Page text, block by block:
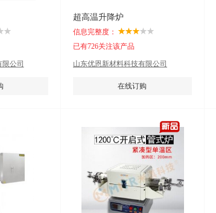
公司
超高温升降炉
信息完整度：
已有726关注该产品
山东优恩新材料科技有限公司
在线订购